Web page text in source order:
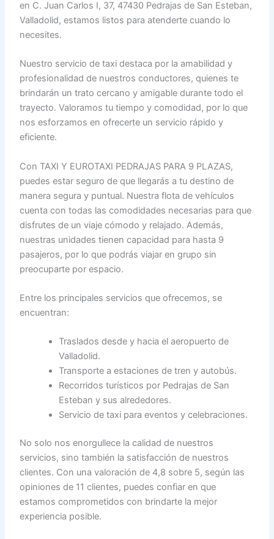
en C. Juan Carlos I, 37, 47430 Pedrajas de San Esteban,
Valladolid, estamos listos para atenderte cuando lo
necesites.
Nuestro servicio de taxi destaca por la amabilidad y
profesionalidad de nuestros conductores, quienes te
brindarán un trato cercano y amigable durante todo el
trayecto. Valoramos tu tiempo y comodidad, por lo que
nos esforzamos en ofrecerte un servicio rápido y
eficiente.
Con TAXI Y EUROTAXI PEDRAJAS PARA 9 PLAZAS,
puedes estar seguro de que llegarás a tu destino de
manera segura y puntual. Nuestra flota de vehículos
cuenta con todas las comodidades necesarias para que
disfrutes de un viaje cómodo y relajado. Además,
nuestras unidades tienen capacidad para hasta 9
pasajeros, por lo que podrás viajar en grupo sin
preocuparte por espacio.
Entre los principales servicios que ofrecemos, se
encuentran:
Traslados desde y hacia el aeropuerto de
Valladolid.
Transporte a estaciones de tren y autobús.
Recorridos turísticos por Pedrajas de San
Esteban y sus alrededores.
Servicio de taxi para eventos y celebraciones.
No solo nos enorgullece la calidad de nuestros
servicios, sino también la satisfacción de nuestros
clientes. Con una valoración de 4,8 sobre 5, según las
opiniones de 11 clientes, puedes confiar en que
estamos comprometidos con brindarte la mejor
experiencia posible.